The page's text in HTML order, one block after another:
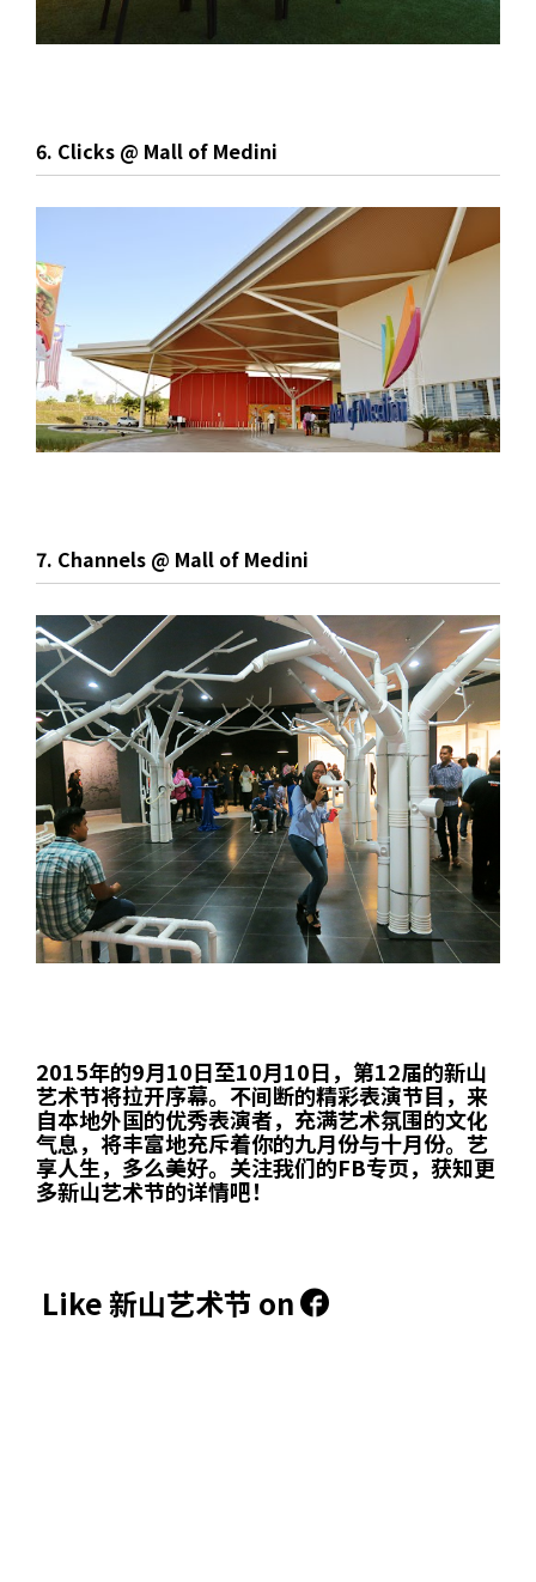
6. Clicks @ Mall of Medini
7. Channels @ Mall of Medini
2015年的9月10日至10月10日，第12届的新山
艺术节将拉开序幕。不间断的精彩表演节目，来
自本地外国的优秀表演者，充满艺术氛围的文化
气息，将丰富地充斥着你的九月份与十月份。艺
享人生，多么美好。关注我们的FB专页，获知更
多新山艺术节的详情吧！
Like 新山艺术节 on